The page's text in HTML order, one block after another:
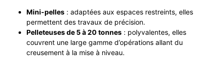
Mini-pelles : adaptées aux espaces restreints, elles
permettent des travaux de précision.
Pelleteuses de 5 à 20 tonnes : polyvalentes, elles
couvrent une large gamme d’opérations allant du
creusement à la mise à niveau.